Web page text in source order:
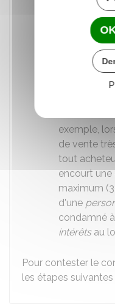
Le congé a
protégé
Le
de sa
conditions
exemple,
de vente
tout
encourt
maximum (
d'une
condamné
intérêtsau
Pour contester le
les étapes suivantes